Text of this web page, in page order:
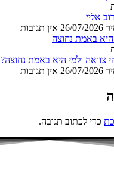
אליי
26/07/2026 אין תגובות
צוואה ולמי היא באמת נחוצה?
26/07/2026 אין תגובות
כדי לכתוב תגובה.